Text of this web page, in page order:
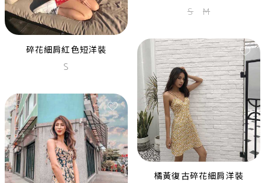
S M
碎花細肩紅色短洋裝
S
橘黃復古碎花細肩洋裝